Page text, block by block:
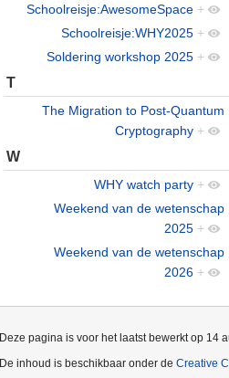
Schoolreisje:AwesomeSpace +
Schoolreisje:WHY2025 +
Soldering workshop 2025 +
T
The Migration to Post-Quantum
Cryptography +
W
WHY watch party +
Weekend van de wetenschap
2025 +
Weekend van de wetenschap
2026 +
Deze pagina is voor het laatst bewerkt op 14
De inhoud is beschikbaar onder de Creative